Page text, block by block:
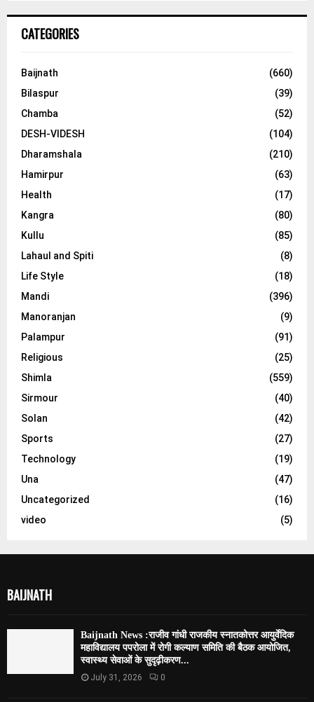
CATEGORIES
Baijnath
(660)
Bilaspur
(39)
Chamba
(52)
DESH-VIDESH
(104)
Dharamshala
(210)
Hamirpur
(63)
Health
(17)
Kangra
(80)
Kullu
(85)
Lahaul and Spiti
(8)
Life Style
(18)
Mandi
(396)
Manoranjan
(9)
Palampur
(91)
Religious
(25)
Shimla
(559)
Sirmour
(40)
Solan
(42)
Sports
(27)
Technology
(19)
Una
(47)
Uncategorized
(16)
video
(5)
BAIJNATH
Baijnath News :राजीव गांधी राजकीय स्नातकोत्तर आयुर्वेदिक
महाविद्यालय पपरोला में रोगी कल्याण समिति की बैठक आयोजित,
स्वास्थ्य सेवाओं के सुदृढ़ीकरण...
July 31, 2026 0